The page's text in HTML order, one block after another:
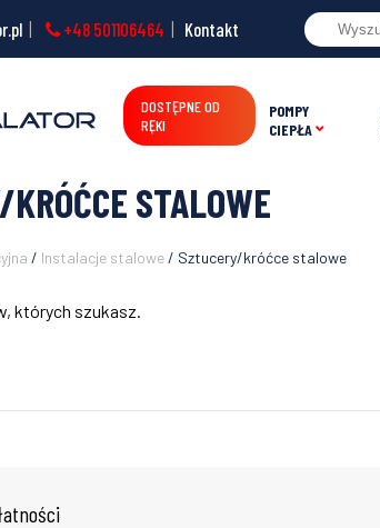
+48 501106464 Kontakt
DOSTĘPNE OD
RĘKI
POMPY
CIEPŁA
KRÓĆCE STALOWE
/ Instalacje stalowe/ Sztucery/króćce stalowe
których szukasz.